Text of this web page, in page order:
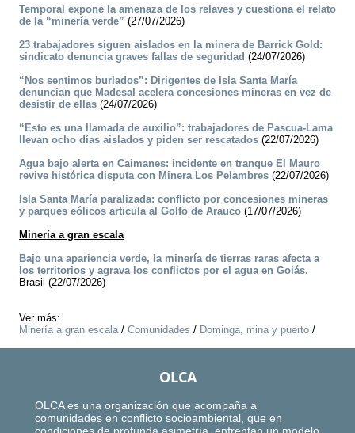
Temporal expone la amenaza de los relaves y cuestiona el relato
de la “minería verde” (27/07/2026)
23 trabajadores siguen aislados en la minera de Barrick Gold:
sindicato denuncia graves fallas de seguridad (24/07/2026)
“Nos sentimos burlados”: Dirigentes de Isla Santa María
denuncian que Madesal acelera concesiones mineras en vez de
desistir de ellas (24/07/2026)
“Esto es una llamada de auxilio”: trabajadores de Pascua-Lama
llevan ocho días aislados y piden ser rescatados (22/07/2026)
Agua bajo alerta en Caimanes: incidente en tranque El Mauro
revive histórica disputa con Minera Los Pelambres (22/07/2026)
Isla Santa María paralizada: conflicto por concesiones mineras
y parques eólicos articula al Golfo de Arauco (17/07/2026)
Minería a gran escala
Bajo una apariencia verde, la minería de tierras raras afecta a
los territorios y agrava los conflictos por el agua en Goiás.
Brasil (22/07/2026)
Ver más:
Minería a gran escala/ Comunidades / Dominga, mina y puerto /
OLCA
OLCA es una organización que acompaña a
comunidades en conflicto socioambiental, que en